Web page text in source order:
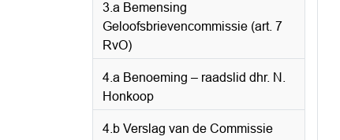
3.a Bemensing
Geloofsbrievencommissie (art. 7
RvO)
4.a Benoeming – raadslid dhr. N.
Honkoop
4.b Verslag van de Commissie